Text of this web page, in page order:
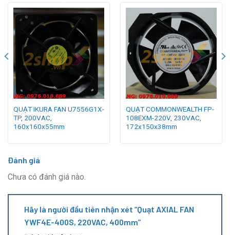
QUẠT IKURA FAN U7556G1X-
TP, 200VAC,
160x160x55mm
QUẠT COMMONWEALTH FP-
108EXM-220V, 230VAC,
172x150x38mm
Đánh giá
Chưa có đánh giá nào.
Hãy là người đầu tiên nhận xét “Quạt AXIAL FAN
YWF4E-400S, 220VAC, 400mm”